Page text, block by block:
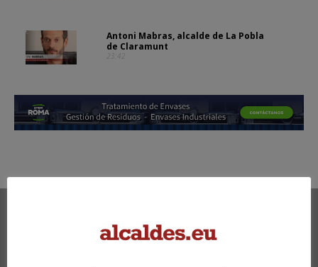
Antoni Mabras, alcalde de La Pobla
de Claramunt
23:42
Meritxell Baqué, alcaldessa de
Vallbona d'Anoia
22:03
de Segarra
Josep Puig, alcalde de Biosca
17:37